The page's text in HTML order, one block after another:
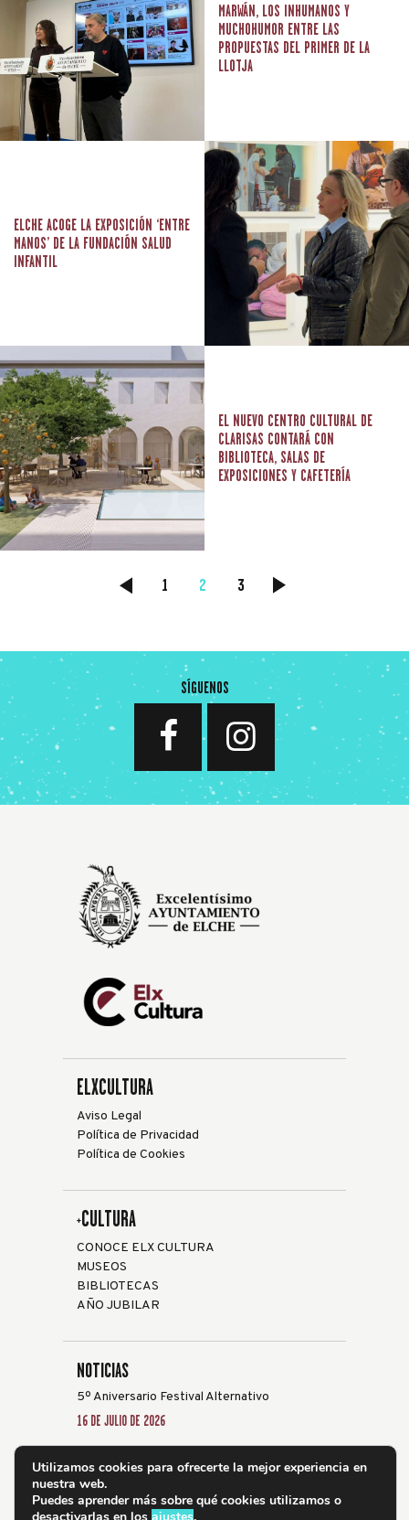
MARWÁN, LOS INHUMANOS Y
MUCHOHUMOR ENTRE LAS
PROPUESTAS DEL PRIMER DE LA
LLOTJA
ELCHE ACOGE LA EXPOSICIÓN ‘ENTRE
MANOS’ DE LA FUNDACIÓN SALUD
INFANTIL
EL NUEVO CENTRO CULTURAL DE
CLARISAS CONTARÁ CON
BIBLIOTECA, SALAS DE
EXPOSICIONES Y CAFETERÍA
ENTRADAS
< PAGE
1 PAGE
2 PAGE
3 >
SÍGUENOS
ELXCULTURA
Aviso Legal
Política de Privacidad
Política de Cookies
+CULTURA
CONOCE ELX CULTURA
MUSEOS
BIBLIOTECAS
AÑO JUBILAR
NOTICIAS
5º Aniversario Festival Alternativo
16 DE JULIO DE 2026
Guitarra ‘Ciutat d’Elx’ del 24 al 31 de julio
19 DE JUNIO DE 2026
Utilizamos cookies para ofrecerte la mejor experiencia en
nuestra web.
Puedes aprender más sobre qué cookies utilizamos o